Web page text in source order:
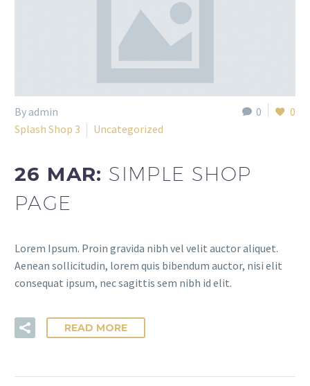
0 0
By admin
Splash Shop 3
Uncategorized
26 MAR: SIMPLE SHOP
PAGE
Lorem Ipsum. Proin gravida nibh vel velit auctor aliquet.
Aenean sollicitudin, lorem quis bibendum auctor, nisi elit
consequat ipsum, nec sagittis sem nibh id elit.
READ MORE